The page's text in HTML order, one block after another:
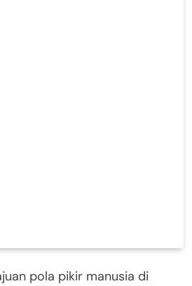
pola pikir manusia di